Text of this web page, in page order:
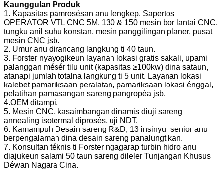
Kaunggulan Produk
1. Kapasitas pamrosésan anu lengkep. Sapertos
OPERATOR VTL CNC 5M, 130 & 150 mesin bor lantai CNC,
tungku anil suhu konstan, mesin panggilingan planer, pusat
mesin CNC jsb.
2. Umur anu dirancang langkung ti 40 taun.
3. Forster nyayogikeun layanan lokasi gratis sakali, upami
palanggan mésér tilu unit (kapasitas ≥100kw) dina sataun,
atanapi jumlah totalna langkung ti 5 unit. Layanan lokasi
kalebet pamariksaan peralatan, pamariksaan lokasi énggal,
pelatihan pamasangan sareng pangropéa jsb.
4.OEM ditampi.
5. Mesin CNC, kasaimbangan dinamis diuji sareng
annealing isotermal diprosés, uji NDT.
6. Kamampuh Desain sareng R&D, 13 insinyur senior anu
berpengalaman dina desain sareng panalungtikan.
7. Konsultan téknis ti Forster ngagarap turbin hidro anu
diajukeun salami 50 taun sareng dileler Tunjangan Khusus
Déwan Nagara Cina.